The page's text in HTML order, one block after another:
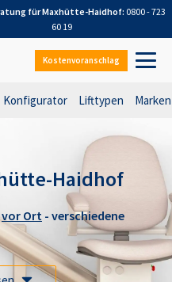
fürMaxhütte-Haidhof: 0800 - 723
60 19
Kostenvoranschlag
Konfigurator Lifttypen Marken
Haidhof
vor Ort - verschiedene